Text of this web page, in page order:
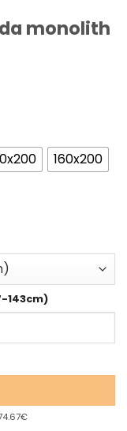
monolith
160x200
143cm)